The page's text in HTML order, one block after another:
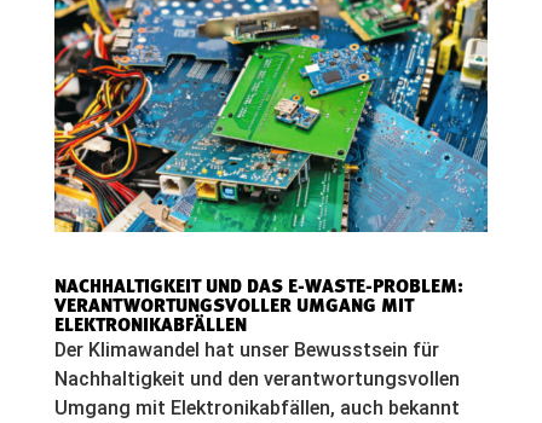
NACHHALTIGKEIT UND DAS E-WASTE-PROBLEM:
VERANTWORTUNGSVOLLER UMGANG MIT
ELEKTRONIKABFÄLLEN
Der Klimawandel hat unser Bewusstsein für
Nachhaltigkeit und den verantwortungsvollen
Umgang mit Elektronikabfällen, auch bekannt